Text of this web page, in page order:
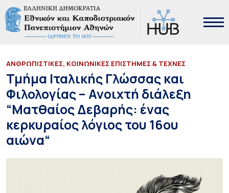
ΑΝΘΡΩΠΙΣΤΙΚΕΣ, ΚΟΙΝΩΝΙΚΕΣ ΕΠΙΣΤΗΜΕΣ & ΤΕΧΝΕΣ
Τμήμα Ιταλικής Γλώσσας και
Φιλολογίας – Ανοιχτή διάλεξη
“Ματθαίος Δεβαρής: ένας
κερκυραίος λόγιος του 16ου
αιώνα“